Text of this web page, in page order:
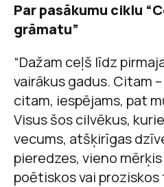
Par pasākumu ciklu “
grāmatu”
“Dažam ceļš līdz
vairākus gadus. Citam
citam, iespējams, pat
Visus šos cilvēkus,
vecums, atšķirīgas
pieredzes, vieno
poētiskos vai